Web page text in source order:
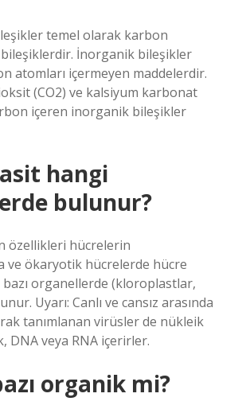
temel olarak karbon
İnorganik bileşikler
atomları içermeyen maddelerdir.
(CO2) ve kalsiyum karbonat
içeren inorganik bileşikler
hangi
bulunur?
özellikleri hücrelerin
ve ökaryotik hücrelerde hücre
organellerde (kloroplastlar,
Uyarı: Canlı ve cansız arasında
tanımlanan virüsler de nükleik
DNA veya RNA içerirler.
organik mi?